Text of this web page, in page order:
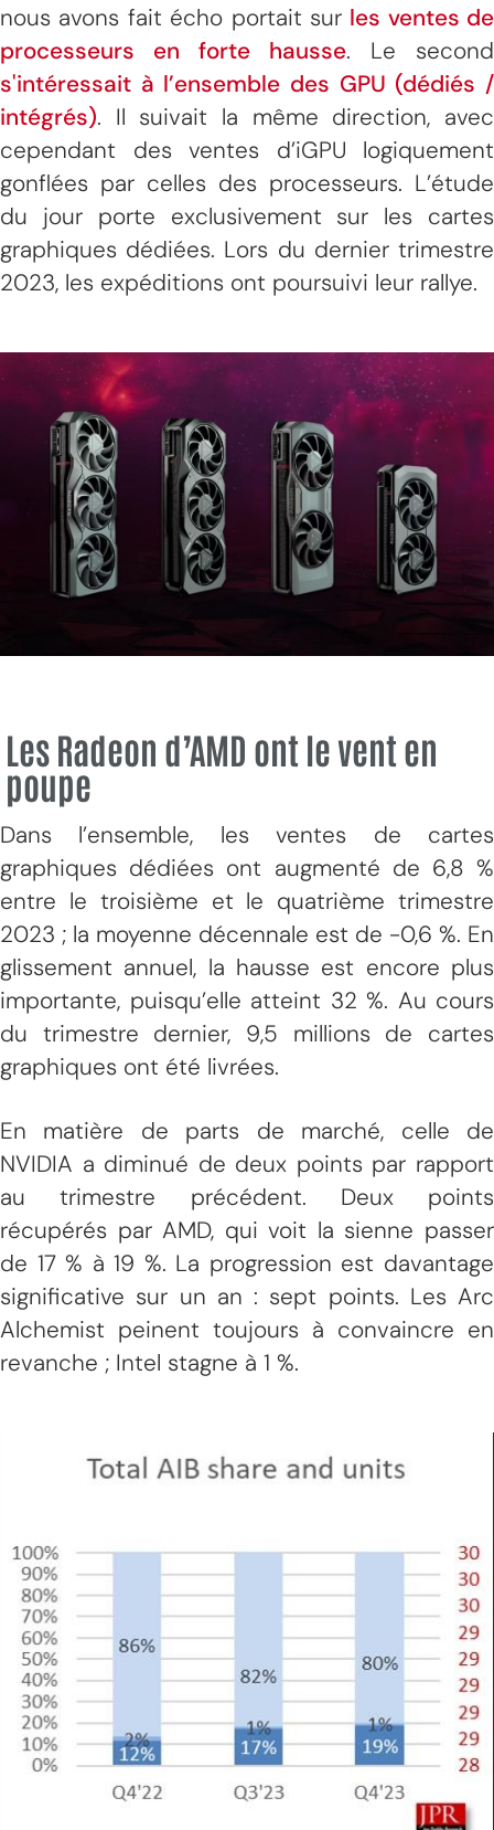
nous avons fait écho portait sur les ventes de
processeurs en forte hausse. Le second
s'intéressait à l’ensemble des GPU (dédiés /
intégrés). Il suivait la même direction, avec
cependant des ventes d’iGPU logiquement
gonflées par celles des processeurs. L’étude
du jour porte exclusivement sur les cartes
graphiques dédiées. Lors du dernier trimestre
2023, les expéditions ont poursuivi leur rallye.
Les Radeon d’AMD ont le vent en
poupe
Dans l’ensemble, les ventes de cartes
graphiques dédiées ont augmenté de 6,8 %
entre le troisième et le quatrième trimestre
2023 ; la moyenne décennale est de -0,6 %. En
glissement annuel, la hausse est encore plus
importante, puisqu’elle atteint 32 %. Au cours
du trimestre dernier, 9,5 millions de cartes
graphiques ont été livrées.
En matière de parts de marché, celle de
NVIDIA a diminué de deux points par rapport
au trimestre précédent. Deux points
récupérés par AMD, qui voit la sienne passer
de 17 % à 19 %. La progression est davantage
significative sur un an : sept points. Les Arc
Alchemist peinent toujours à convaincre en
revanche ; Intel stagne à 1 %.